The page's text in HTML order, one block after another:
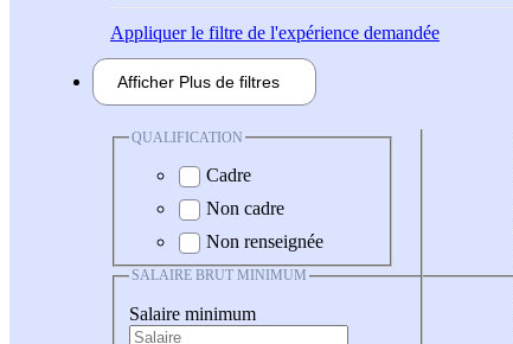
Appliquerle filtre de l'expérience demandée
Afficher Plus de filtres
QUALIFICATION
Cadre
Non cadre
Non renseignée
SALAIRE BRUT MINIMUM
Salaire minimum